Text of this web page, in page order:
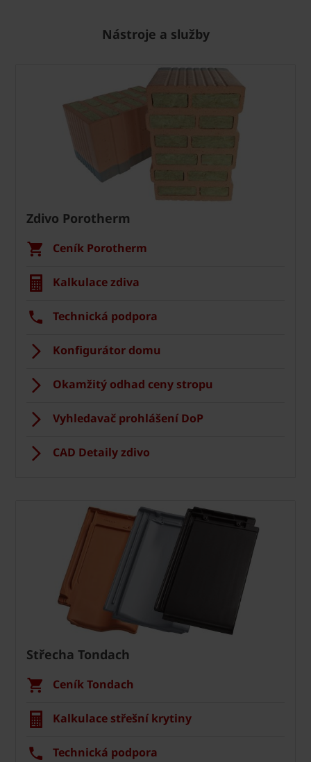
Nástroje a služby
Zdivo Porotherm
Ceník Porotherm
Kalkulace zdiva
Technická podpora
Konfigurátor domu
Okamžitý odhad ceny stropu
Vyhledavač prohlášení DoP
CAD Detaily zdivo
Střecha Tondach
Ceník Tondach
Kalkulace střešní krytiny
Technická podpora